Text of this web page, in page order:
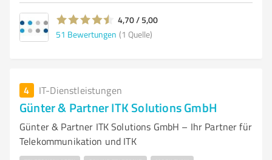
4,70 / 5,00
51 Bewertungen (1 Quelle)
4 IT-Dienstleistungen
Günter & Partner ITK Solutions GmbH
Günter & Partner ITK Solutions GmbH – Ihr Partner für
Telekommunikation und ITK